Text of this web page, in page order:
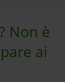
Non è
ai